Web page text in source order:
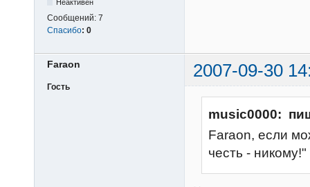
Неактивен
Сообщений: 7
Спасибо: 0
Faraon 2007-09-30
Гость
music0000:
Faraon, если
честь -